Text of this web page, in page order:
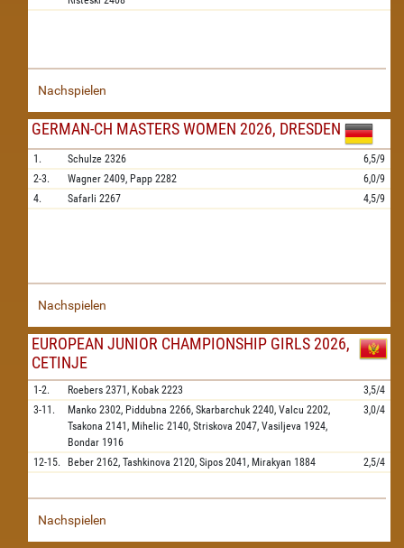
Nachspielen
GERMAN-CH MASTERS WOMEN 2026, DRESDEN
1. Schulze 2326
6,5/9
2-3.
Wagner 2409, Papp 2282
6,0/9
4.
Safarli 2267 4,5/9
Nachspielen
EUROPEAN JUNIOR CHAMPIONSHIP GIRLS 2026,
CETINJE
1-2. Roebers 2371, Kobak 2223
3,5/4
3-11.
Manko 2302, Piddubna 2266, Skarbarchuk 2240, Valcu 2202,
Tsakona 2141, Mihelic 2140, Striskova 2047, Vasiljeva 1924,
Bondar 1916
3,0/4
12-15. Beber 2162, Tashkinova 2120, Sipos 2041, Mirakyan 1884 2,5/4
Nachspielen